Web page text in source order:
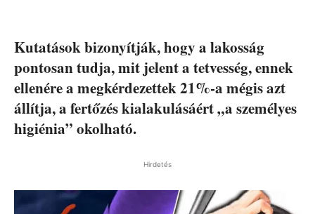
Kutatások bizonyítják, hogy a lakosság
pontosan tudja, mit jelent a tetvesség, ennek
ellenére a megkérdezettek 21%-a mégis azt
állítja, a fertőzés kialakulásáért „a személyes
higiénia” okolható.
Hirdetés